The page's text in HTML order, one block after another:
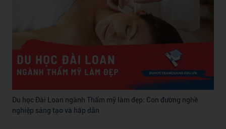
Du học Đài Loan ngành Thẩm mỹ làm đẹp: Con đường nghề
nghiệp sáng tạo và hấp dẫn